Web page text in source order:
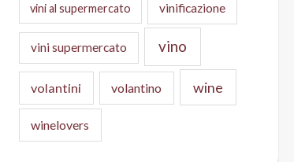
vini al supermercato vinificazione
vini supermercato vino
volantini volantino wine
winelovers